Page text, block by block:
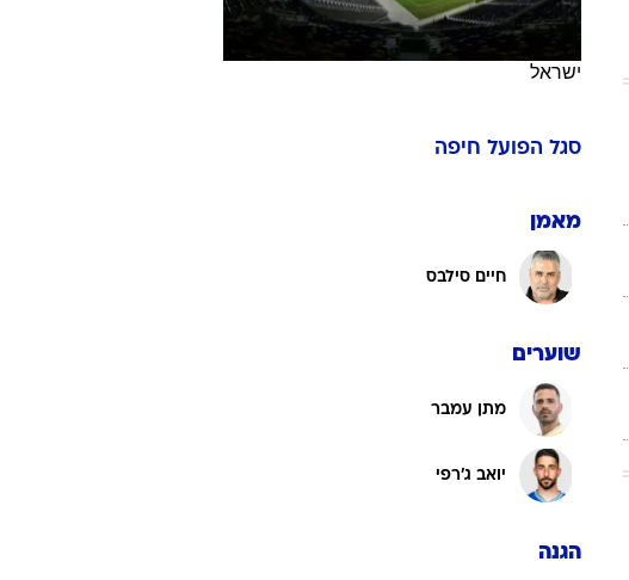
4-4-2
משרד החוץ
אליפות אפריקה 2015
רוגבי וקריקט
כתבו לנו
ישראל
סגל הפועל חיפה
מאמן
חיים סילבס
שוערים
מתן עמבר
יואב ג'רפי
הגנה